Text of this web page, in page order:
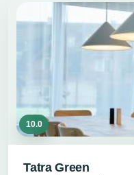
10.0
Tatra Green